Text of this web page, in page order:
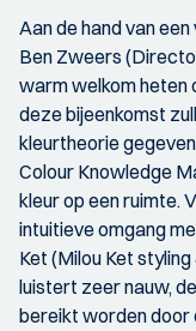
Aan de hand van
Ben Zweers
warm welkom heten
deze bijeenkomst
kleurtheorie
Colour Knowledge
kleur op een ruimte.
intuitieve omgang
Ket (Milou Ket
luistert zeer nauw,
bereikt worden door